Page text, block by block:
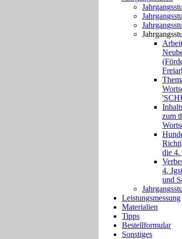
zum
die 4.
4.
und
Leistungsmessung
Materialien
Tipps
Bestellformular
Sonstiges